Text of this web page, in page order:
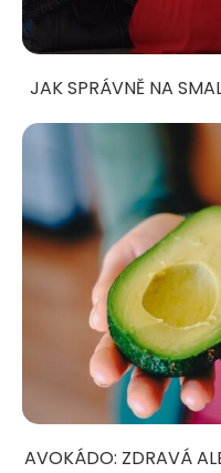
JAK SPRÁVNĚ NA
AVOKÁDO: ZDRAVÁ